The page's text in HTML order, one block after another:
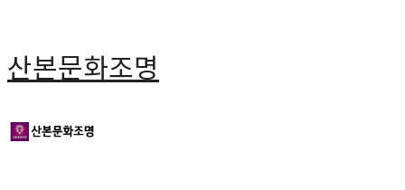
산본문화조명